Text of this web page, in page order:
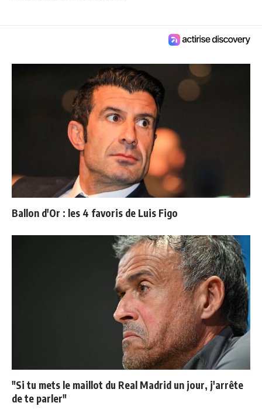
Ballon d'Or : les 4 favoris de Luis Figo
"Si tu mets le maillot du Real Madrid un jour, j'arrête
de te parler"